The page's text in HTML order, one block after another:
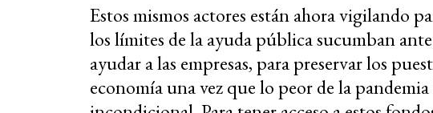
Estos mismos actores están ahora vigilando
los límites de la ayuda pública sucumban
ayudar a las empresas, para preservar los
economía una vez que lo peor de la